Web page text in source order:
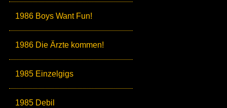
1986 Boys Want Fun!
1986 Die Ärzte kommen!
1985 Einzelgigs
1985 Debil